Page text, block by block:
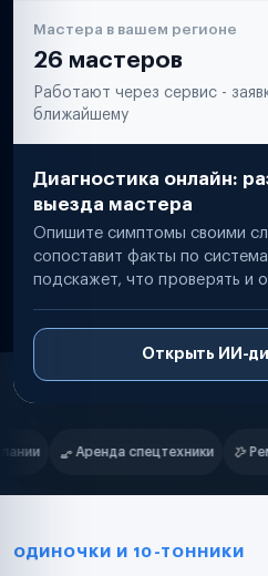
Мастера в вашем регионе
26 мастеров
Работают через сервис -
ближайшему
Диагностика онлайн:
выезда мастера
Опишите симптомы своими
сопоставит факты по
подскажет, что проверять и
Открыть ИИ-
Нам доверяют
Ремонт спецтехники
Маркетплейсы
Таксопарки
ОДИНОЧКИ И 10-ТОННИКИ